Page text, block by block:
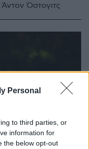
Personal
to third parties, or
information for
the below opt-out
Όστογιτς